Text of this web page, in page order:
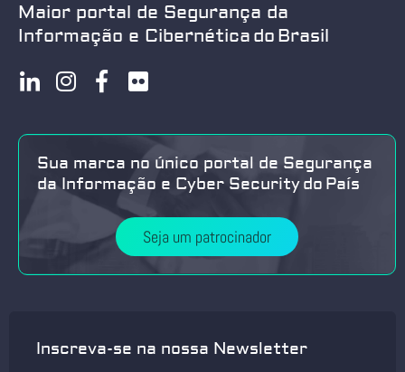
Maior portal de Segurança da
Informação e Cibernética do Brasil
Sua marca no único portal de Segurança
da Informação e Cyber Security do País
Seja um patrocinador
Inscreva-se na nossa Newsletter